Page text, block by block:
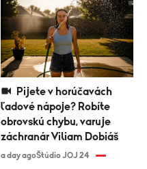
ľadové nápoje? Robíte
obrovskú chybu, varuje
záchranár Viliam Dobiáš
a day agoŠtúdio JOJ 24